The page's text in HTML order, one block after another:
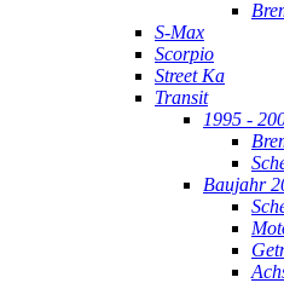
S-Max
Scorpio
Street Ka
Transit
1995 -
Baujahr